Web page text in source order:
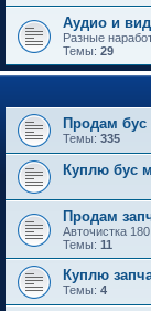
Аудио и
Разные
Темы: 29
Продам бус
Темы: 335
Куплю бус
Продам
Авточистка
Темы: 11
Куплю
Темы: 4